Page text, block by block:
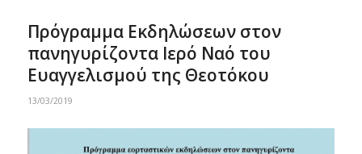
Πρόγραμμα Εκδηλώσεων στον
πανηγυρίζοντα Ιερό Ναό του
Ευαγγελισμού της Θεοτόκου
13/03/2019